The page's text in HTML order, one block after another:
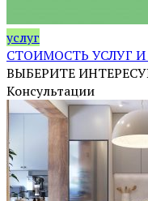
услуг
СТОИМОСТЬ УСЛУГ
ВЫБЕРИТЕ
Консультации